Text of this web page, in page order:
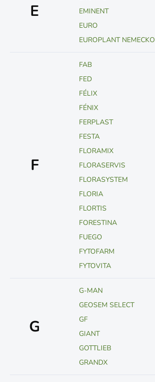
E
EMINENT
EURO
EUROPLANT NEMECKO
F
FAB
FED
FÉLIX
FÉNIX
FERPLAST
FESTA
FLORAMIX
FLORASERVIS
FLORASYSTEM
FLORIA
FLORTIS
FORESTINA
FUEGO
FYTOFARM
FYTOVITA
G
G-MAN
GEOSEM SELECT
GF
GIANT
GOTTLIEB
GRANDX